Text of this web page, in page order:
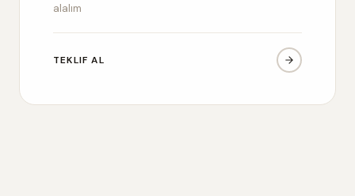
alalım
TEKLIF AL